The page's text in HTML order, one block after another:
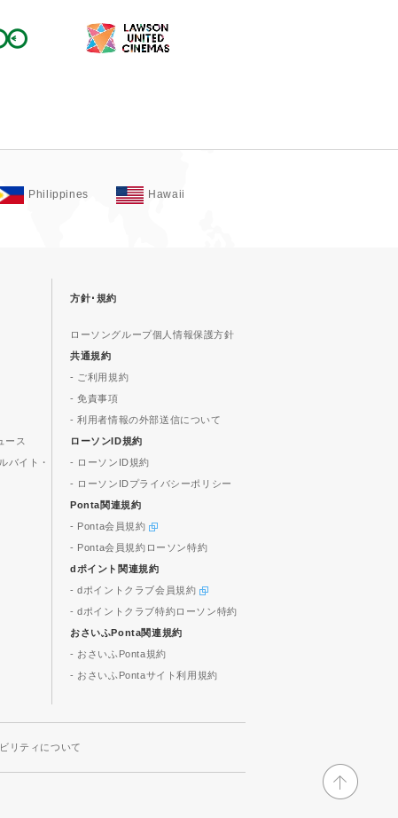
Philippines Hawaii
ース
バイト・
方針･規約
ローソングループ個人情報保護方針
共通規約
- ご利用規約
- 免責事項
- 利用者情報の外部送信について
ローソンID規約
- ローソンID規約
- ローソンIDプライバシーポリシー
Ponta関連規約
- Ponta会員規約
- Ponta会員規約ローソン特約
dポイント関連規約
- dポイントクラブ会員規約
- dポイントクラブ特約ローソン特約
おさいふPonta関連規約
- おさいふPonta規約
- おさいふPontaサイト利用規約
リティについて